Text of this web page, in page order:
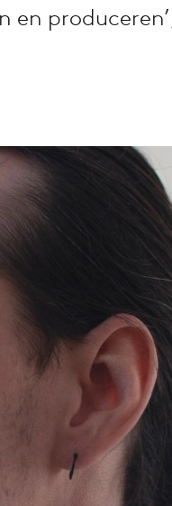
& crisis
en